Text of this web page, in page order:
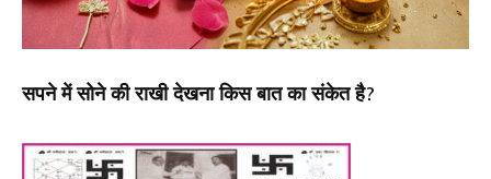
सपने में सोने की राखी देखना किस बात का संकेत है?